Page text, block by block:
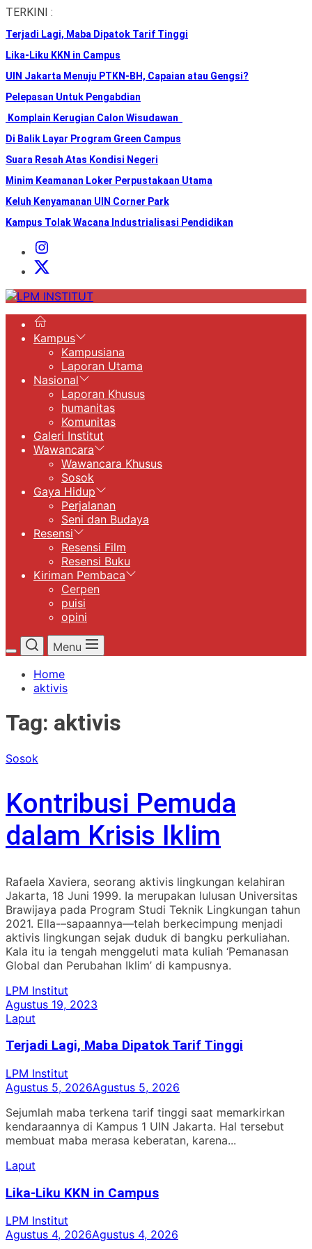
Skip
the
content
TERKINI :
Terjadi Lagi, Maba Dipatok Tarif Tinggi
Lika-Liku KKN in Campus
UIN Jakarta Menuju PTKN-BH, Capaian atau Gengsi?
Pelepasan Untuk Pengabdian
Komplain Kerugian Calon Wisudawan
Di Balik Layar Program Green Campus
Suara Resah Atas Kondisi Negeri
Minim Keamanan Loker Perpustakaan Utama
Keluh Kenyamanan UIN Corner Park
Kampus Tolak Wacana Industrialisasi Pendidikan
Instagram
Institut
X
LPM
Kampus
Kampusiana
Laporan Utama
Nasional
Laporan Khusus
humanitas
Komunitas
Galeri Institut
Wawancara
Wawancara Khusus
Sosok
Gaya Hidup
Perjalanan
Seni dan Budaya
Resensi
Resensi Film
Resensi Buku
Kiriman Pembaca
Cerpen
puisi
opini
Menu
Home
aktivis
Tag: aktivis
Sosok
Kontribusi Pemuda
dalam Krisis Iklim
Rafaela Xaviera, seorang aktivis lingkungan kelahiran
Jakarta, 18 Juni 1999. Ia merupakan lulusan Universitas
Brawijaya pada Program Studi Teknik Lingkungan tahun
2021. Ella-–sapaannya—telah berkecimpung menjadi
aktivis lingkungan sejak duduk di bangku perkuliahan.
Kala itu ia tengah menggeluti mata kuliah ‘Pemanasan
Global dan Perubahan Iklim’ di kampusnya.
LPM Institut
Agustus 19, 2023
Laput
Terjadi Lagi, Maba Dipatok Tarif Tinggi
LPM Institut
Agustus 5, 2026Agustus 5, 2026
Sejumlah maba terkena tarif tinggi saat memarkirkan
kendaraannya di Kampus 1 UIN Jakarta. Hal tersebut
membuat maba merasa keberatan, karena...
Laput
Lika-Liku KKN in Campus
LPM Institut
Agustus 4, 2026Agustus 4, 2026